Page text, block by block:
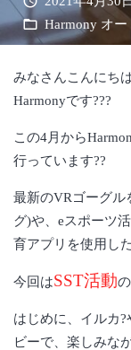
folder_open Harmony オー
みなさんこんにち
Harmonyです???
この4月から
行っています??
最新のVRゴーグル
グ)や、eスポーツ
育アプリを使用し
今回はSST活動
はじめに、イルカ
ビーで、楽しみな